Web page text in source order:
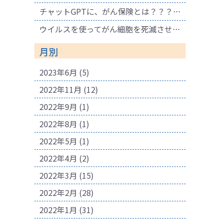
チャットGPTに、がん保険とは？？？と聞いてみました。
ウイルスを使ってがん細胞を死滅させる療法
月別
2023年6月 (5)
2022年11月 (12)
2022年9月 (1)
2022年8月 (1)
2022年5月 (1)
2022年4月 (2)
2022年3月 (15)
2022年2月 (28)
2022年1月 (31)